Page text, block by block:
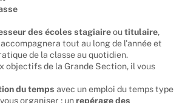
des écoles stagiaire ou titulaire,
tout au long de l'année et
de la classe au quotidien.
objectifs de la Grande Section, il vous
du tempsavec un emploi du temps type